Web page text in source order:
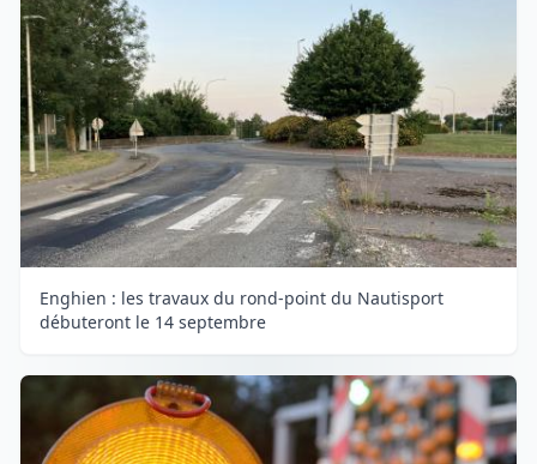
Enghien : les travaux du rond-point du Nautisport
débuteront le 14 septembre